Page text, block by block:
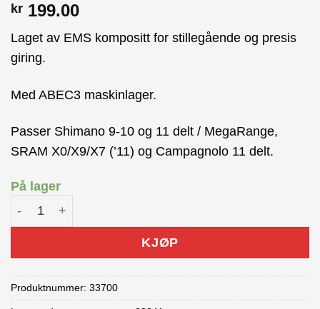
kr 199.00
Laget av EMS kompositt for stillegående og presis
giring.
Med ABEC3 maskinlager.
Passer Shimano 9-10 og 11 delt / MegaRange,
SRAM X0/X9/X7 (’11) og Campagnolo 11 delt.
På lager
BBB Trinsehjul BDP-02 antall
KJØP
Produktnummer: 33700